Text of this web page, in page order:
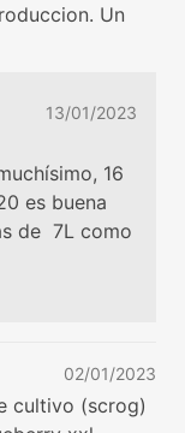
Un
13/01/2023
16
es buena
de 7L como
02/01/2023
cultivo (scrog)